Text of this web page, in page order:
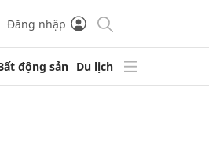
Đăng nhập
động sản Du lịch